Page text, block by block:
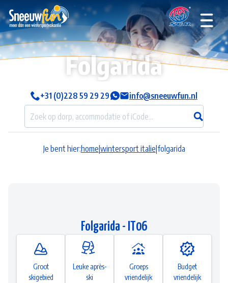
Folgarida
+31 (0)228 59 29 29 info@sneeuwfun.nl
Je bent hier:home wintersport italie folgarida
Folgarida - IT06
Groot
skigebied
Leuke après-
ski
Groeps
vriendelijk
Budget
vriendelijk